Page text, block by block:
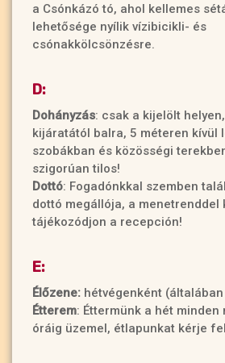
a Csónkázó tó, ahol kellemes
lehetősége nyílik vízibicikli- és
csónakkölcsönzésre.
D:
Dohányzás: csak a kijelölt
kijáratától balra, 5 méteren kívül
szobákban és közösségi
szigorúan tilos!
Dottó: Fogadónkkal szemben
dottó megállója, a menetrenddel
tájékozódjon a recepción!
E:
Élőzene: hétvégenként
Étterem: Éttermünk a hét minden
óráig üzemel, étlapunkat kérje